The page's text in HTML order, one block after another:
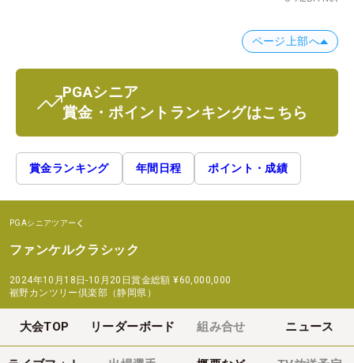
ページ上部へ
PGAシニア
賞金・ポイントランキングはこちら
賞金ランキング 年間日程 ポイント・成績
PGAシニアツアー
ファンケルクラシック
2024年10月18日-10月20日賞金総額 ¥60,000,000
裾野カンツリー倶楽部（静岡県）
大会TOP リーダーボード 組み合せ ニュース